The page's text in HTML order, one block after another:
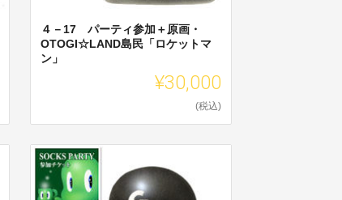
４－17 パーティ参加＋原画・
OTOGI☆LAND島民「ロケットマ
ン」
¥30,000
(税込)